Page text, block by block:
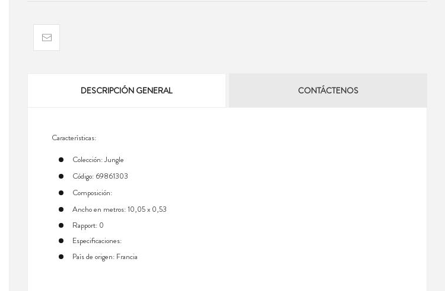
DESCRIPCIÓN GENERAL CONTÁCTENOS
Características:
Colección: Jungle
Código: 69861303
Composición:
Ancho en metros: 10,05 x 0,53
Rapport: 0
Especificaciones:
País de origen: Francia